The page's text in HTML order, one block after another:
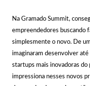
Na Gramado Summit,
empreendedores buscando
simplesmente o novo. De
imaginaram desenvolver até
startups mais inovadoras do
impressiona nesses novos